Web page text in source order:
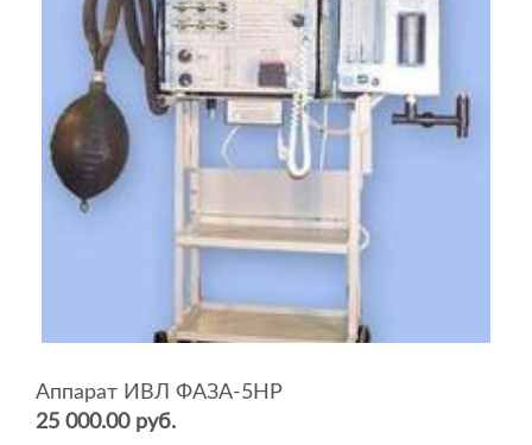
Аппарат ИВЛ ФАЗА-5НР
25 000.00 руб.